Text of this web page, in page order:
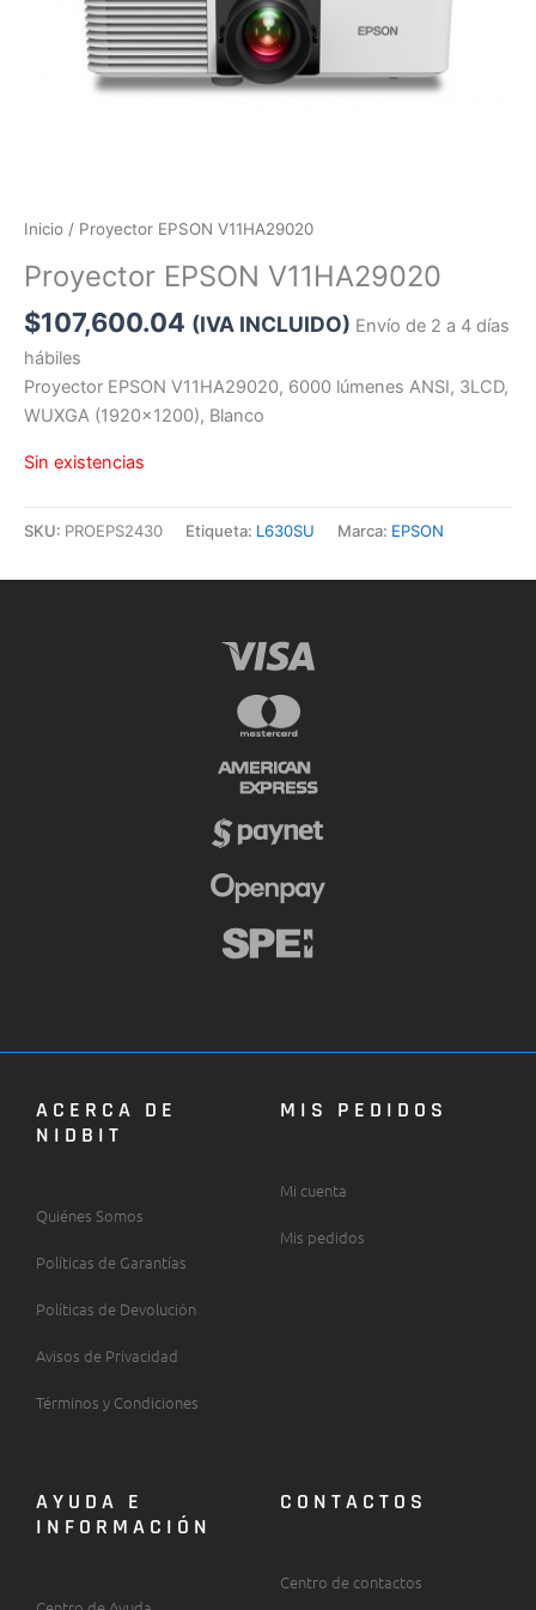
Inicio / Proyector EPSON V11HA29020
Proyector EPSON V11HA29020
$107,600.04 (IVA INCLUIDO) Envío de 2 a 4 días
hábiles
Proyector EPSON V11HA29020, 6000 lúmenes ANSI, 3LCD,
WUXGA (1920×1200), Blanco
Sin existencias
SKU: PROEPS2430 Etiqueta: L630SU Marca: EPSON
ACERCA DE
NIDBIT
Quiénes Somos
Políticas de Garantías
Políticas de Devolución
Avisos de Privacidad
Términos y Condiciones
MIS PEDIDOS
Mi cuenta
Mis pedidos
AYUDA E
INFORMACIÓN
CONTACTOS
Centro de contactos